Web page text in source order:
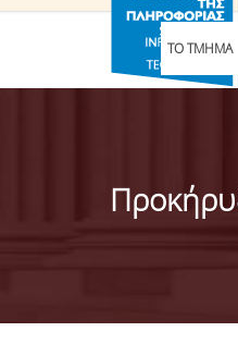
ΤΟ ΤΜΗΜΑ